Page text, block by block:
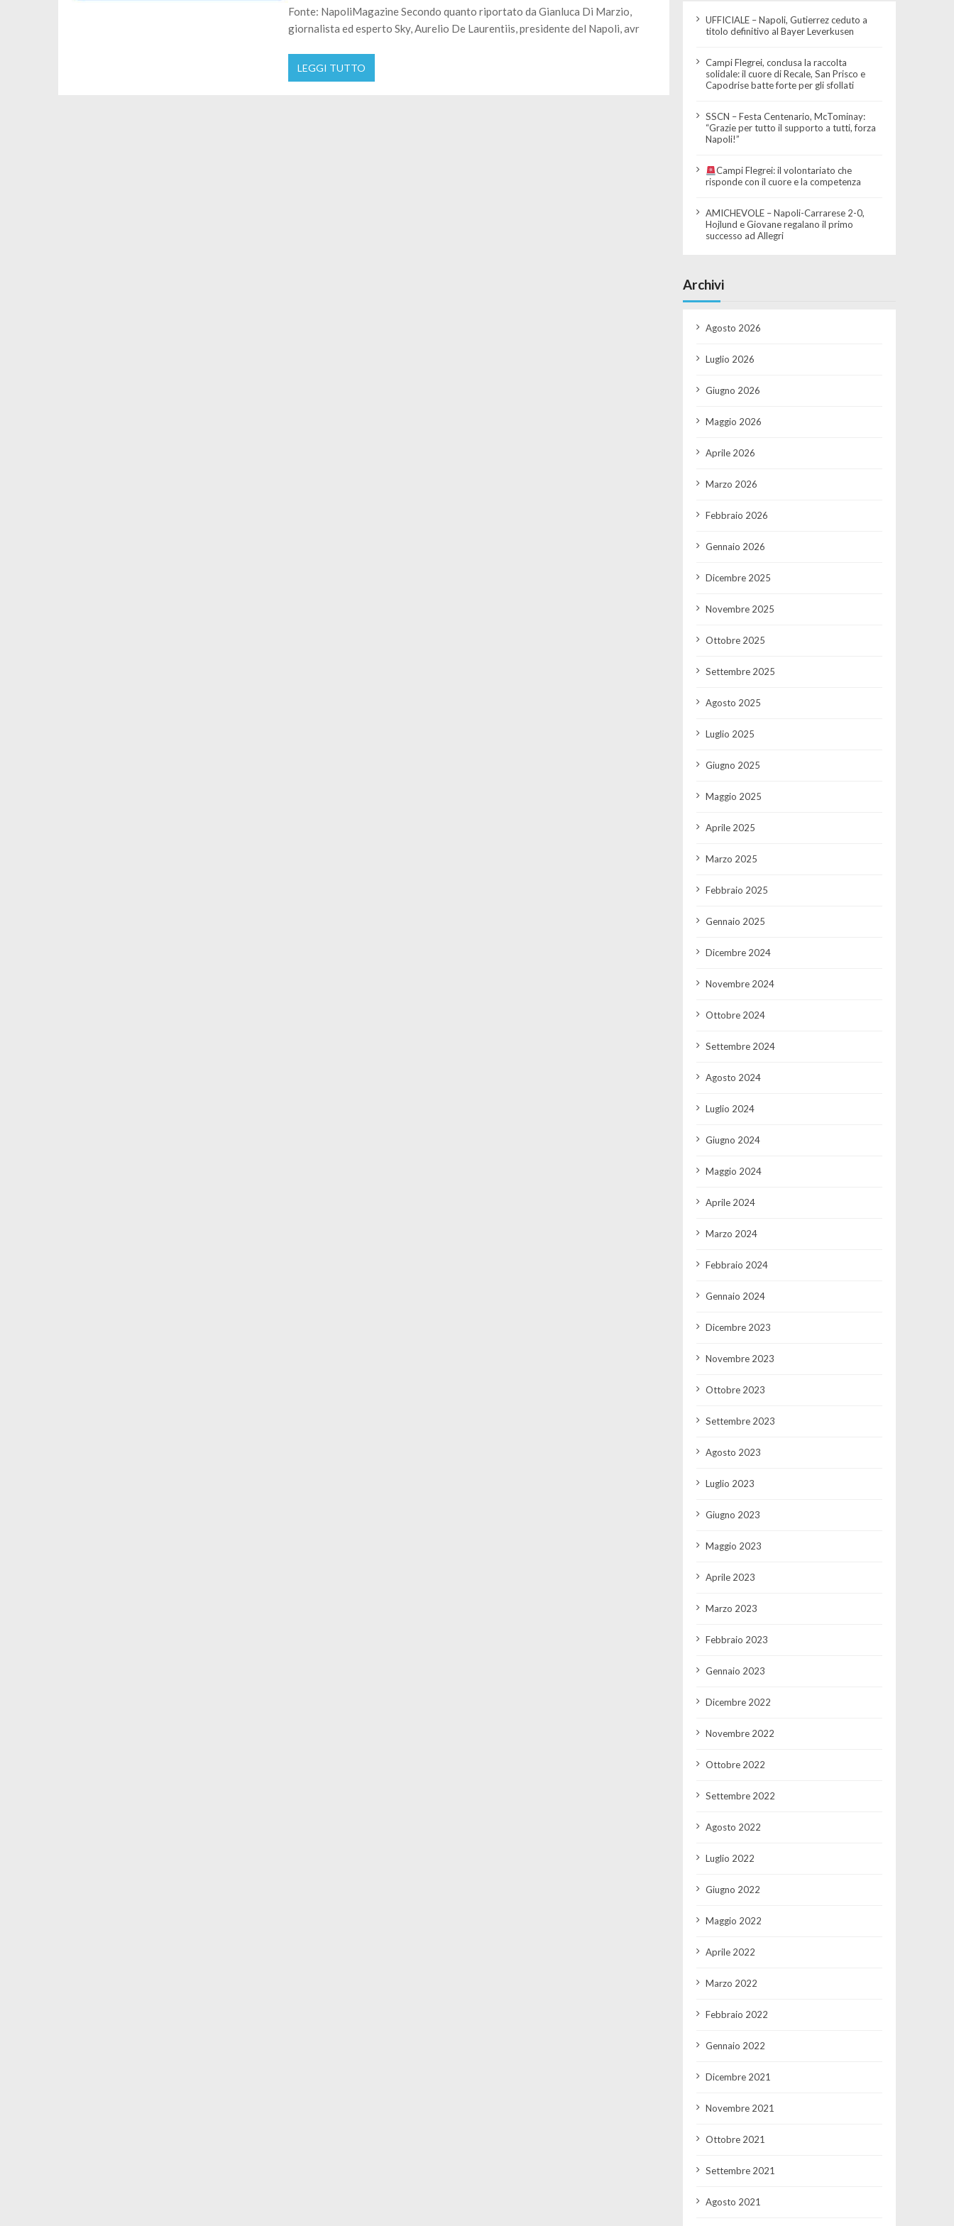
Fonte: NapoliMagazine Secondo quanto riportato da Gianluca Di Marzio,
giornalista ed esperto Sky, Aurelio De Laurentiis, presidente del Napoli, avr
LEGGI TUTTO
UFFICIALE – Napoli, Gutierrez ceduto a
titolo definitivo al Bayer Leverkusen
Campi Flegrei, conclusa la raccolta
solidale: il cuore di Recale, San Prisco e
Capodrise batte forte per gli sfollati
SSCN – Festa Centenario, McTominay:
“Grazie per tutto il supporto a tutti, forza
Napoli!”
Campi Flegrei: il volontariato che
risponde con il cuore e la competenza
AMICHEVOLE – Napoli-Carrarese 2-0,
Hojlund e Giovane regalano il primo
successo ad Allegri
Archivi
Agosto 2026
Luglio 2026
Giugno 2026
Maggio 2026
Aprile 2026
Marzo 2026
Febbraio 2026
Gennaio 2026
Dicembre 2025
Novembre 2025
Ottobre 2025
Settembre 2025
Agosto 2025
Luglio 2025
Giugno 2025
Maggio 2025
Aprile 2025
Marzo 2025
Febbraio 2025
Gennaio 2025
Dicembre 2024
Novembre 2024
Ottobre 2024
Settembre 2024
Agosto 2024
Luglio 2024
Giugno 2024
Maggio 2024
Aprile 2024
Marzo 2024
Febbraio 2024
Gennaio 2024
Dicembre 2023
Novembre 2023
Ottobre 2023
Settembre 2023
Agosto 2023
Luglio 2023
Giugno 2023
Maggio 2023
Aprile 2023
Marzo 2023
Febbraio 2023
Gennaio 2023
Dicembre 2022
Novembre 2022
Ottobre 2022
Settembre 2022
Agosto 2022
Luglio 2022
Giugno 2022
Maggio 2022
Aprile 2022
Marzo 2022
Febbraio 2022
Gennaio 2022
Dicembre 2021
Novembre 2021
Ottobre 2021
Settembre 2021
Agosto 2021